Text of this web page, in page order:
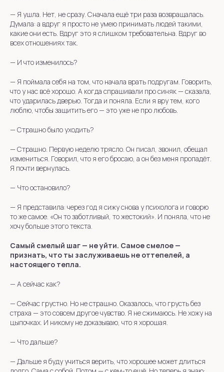
— Я ушла. Нет, не сразу. Сначала ещё три раза возвращалась.
Думала: а вдруг я просто не умею принимать людей такими,
какие они есть. Вдруг это я слишком требовательна. Вдруг во
всех отношениях так.
— И что изменилось?
— Я поймала себя на том, что начала врать подругам. Говорить,
что у нас всё хорошо. А когда спрашивали про синяк — сказала,
что ударилась дверью. Тогда и поняла. Если я вру тем, кого
люблю, чтобы защитить его — это уже не про любовь.
— Страшно было уходить?
— Страшно. Первую неделю трясло. Он писал, звонил, обещал
измениться. Говорил, что я его бросаю, а он без меня пропадёт.
Я почти вернулась.
— Что остановило?
— Я представила: через год я сижу снова у психолога и говорю
то же самое. «Он то заботливый, то жестокий». И поняла, что не
хочу больше этого текста.
Самый смелый шаг — не уйти. Самое смелое —
признать, что ты заслуживаешь не оттепелей, а
настоящего тепла.
— А сейчас как?
— Сейчас грустно. Но не страшно. Оказалось, что грусть без
страха — это совсем другое чувство. Я не сжимаюсь. Не хожу на
цыпочках. И никому не доказываю, что я хорошая.
— Что дальше?
— Дальше я буду учиться верить, что хорошее может длиться